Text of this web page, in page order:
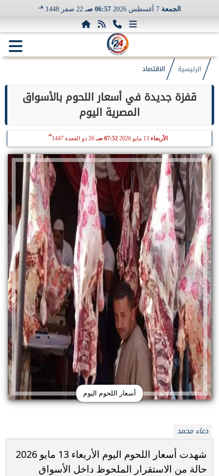
الجمعة 7 أغسطس 2026 06:57 صـ 22 صفر 1448 هـ
الرئيسية الاقتصاد
قفزة جديدة في أسعار اللحوم بالأسواق
المصرية اليوم
الأربعاء 13 مايو 2026 07:52 صـ 26 ذو القعدة 1447
هـ
أسعار اللحوم اليوم
دعاء محمد
شهدت أسعار اللحوم اليوم الأربعاء 13 مايو 2026
حالة من الاستقرار الملحوظ داخل الأسواق